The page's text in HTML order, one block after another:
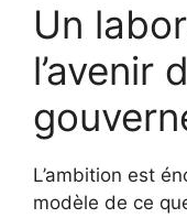
Un
l’avenir
L’ambition est
modèle de ce